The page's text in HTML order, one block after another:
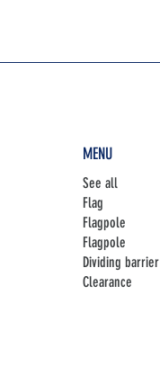
MENU
See all
Flag
Flagpole
Flagpole
Dividing barrier
Clearance